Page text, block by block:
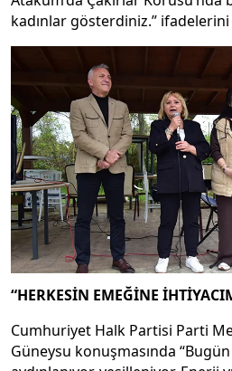
kadınlar gösterdiniz.” ifadelerini
“HERKESİN EMEĞİNE
Cumhuriyet Halk Partisi Parti
Güneysu konuşmasında